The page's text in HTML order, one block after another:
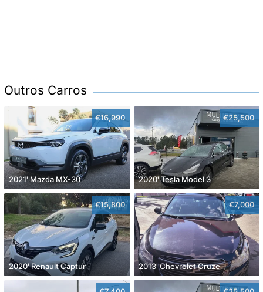
Outros Carros
€16,990
2021' Mazda MX-30
€25,500
2020' Tesla Model 3
€15,800
2020' Renault Captur
€7,000
2013' Chevrolet Cruze